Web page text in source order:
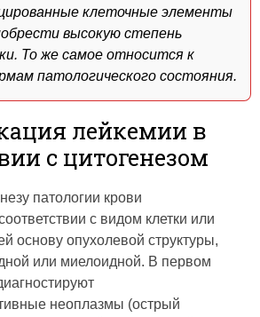
клеточные элементы
высокую степень
То же самое относится к
патологического состояния.
лейкемии в
с цитогенезом
патологии крови
с видом клетки или
основу опухолевой структуры,
или миелоидной. В первом
неоплазмы (острый